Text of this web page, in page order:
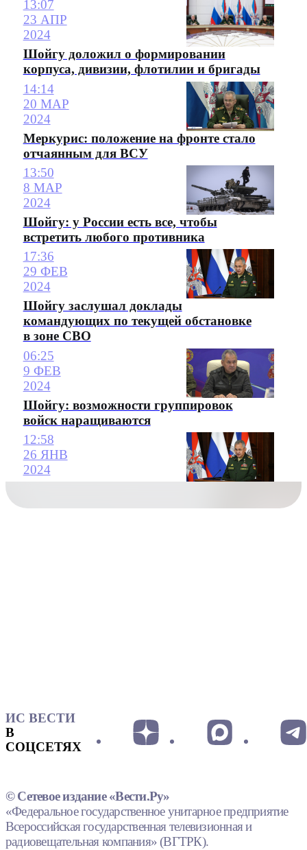
13:07
23 АПР
2024
Шойгу доложил о формировании
корпуса, дивизии, флотилии и бригады
14:14
20 МАР
2024
Меркурис: положение на фронте стало
отчаянным для ВСУ
13:50
8 МАР
2024
Шойгу: у России есть все, чтобы
встретить любого противника
17:36
29 ФЕВ
2024
Шойгу заслушал доклады
командующих по текущей обстановке
в зоне СВО
06:25
9 ФЕВ
2024
Шойгу: возможности группировок
войск наращиваются
12:58
26 ЯНВ
2024
ИС ВЕСТИ
В
СОЦСЕТЯХ
© Сетевое издание «Вести.Ру»
«Федеральное государственное унитарное предприятие
Всероссийская государственная телевизионная и
радиовещательная компания» (ВГТРК).